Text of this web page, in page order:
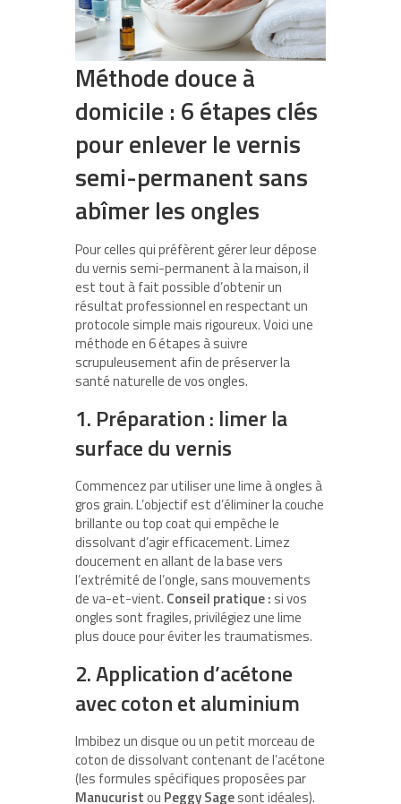
Méthode douce à
domicile : 6 étapes clés
pour enlever le vernis
semi-permanent sans
abîmer les ongles
Pour celles qui préfèrent gérer leur dépose
du vernis semi-permanent à la maison, il
est tout à fait possible d’obtenir un
résultat professionnel en respectant un
protocole simple mais rigoureux. Voici une
méthode en 6 étapes à suivre
scrupuleusement afin de préserver la
santé naturelle de vos ongles.
1. Préparation : limer la
surface du vernis
Commencez par utiliser une lime à ongles à
gros grain. L’objectif est d’éliminer la couche
brillante ou top coat qui empêche le
dissolvant d’agir efficacement. Limez
doucement en allant de la base vers
l’extrémité de l’ongle, sans mouvements
de va-et-vient. Conseil pratique : si vos
ongles sont fragiles, privilégiez une lime
plus douce pour éviter les traumatismes.
2. Application d’acétone
avec coton et aluminium
Imbibez un disque ou un petit morceau de
coton de dissolvant contenant de l’acétone
(les formules spécifiques proposées par
Manucuristou Peggy Sagesont idéales).